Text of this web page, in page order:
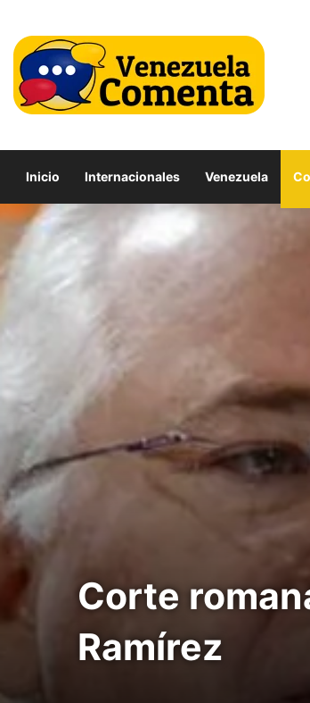
Inicio Internacionales Venezuela
Corte
Ramírez